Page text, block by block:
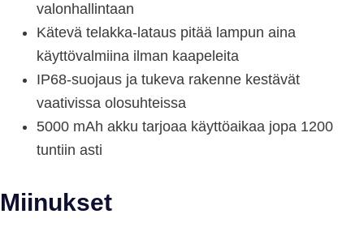
valonhallintaan
Kätevä telakka-lataus pitää lampun aina
käyttövalmiina ilman kaapeleita
IP68-suojaus ja tukeva rakenne kestävät
vaativissa olosuhteissa
5000 mAh akku tarjoaa käyttöaikaa jopa 1200
tuntiin asti
Miinukset